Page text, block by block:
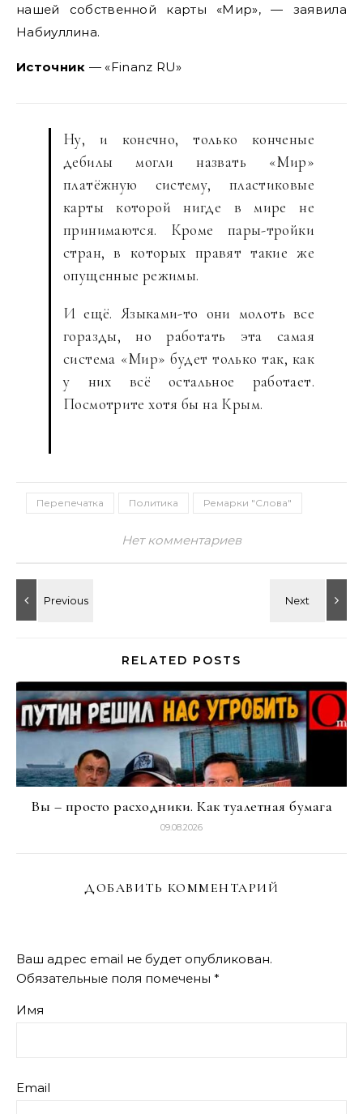
нашей собственной карты «Мир», — заявила
Набиуллина.
Источник — «Finanz RU»
Ну, и конечно, только конченые
дебилы могли назвать «Мир»
платёжную систему, пластиковые
карты которой нигде в мире не
принимаются. Кроме пары-тройки
стран, в которых правят такие же
опущенные режимы.
И ещё. Языками-то они молоть все
горазды, но работать эта самая
система «Мир» будет только так, как
у них всё остальное работает.
Посмотрите хотя бы на Крым.
Перепечатка Политика Ремарки "Слова"
Нет комментариев
RELATED POSTS
Вы – просто расходники. Как туалетная бумага
09.08.2026
ДОБАВИТЬ КОММЕНТАРИЙ
Ваш адрес email не будет опубликован.
Обязательные поля помечены *
Имя
Email